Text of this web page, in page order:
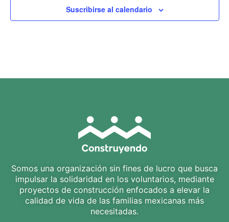
Suscribirse al calendario
Somos una organización sin fines de lucro que busca
impulsar la solidaridad en los voluntarios, mediante
proyectos de construcción enfocados a elevar la
calidad de vida de las familias mexicanas más
necesitadas.